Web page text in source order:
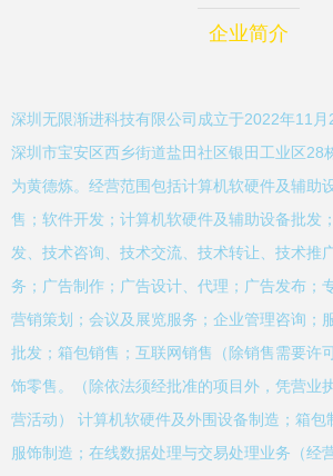
企业简介
深圳无限渐进科技有限公司成立于2022年11
深圳市宝安区西乡街道盐田社区银田工业区28
为黄德炼。经营范围包括计算机软硬件及辅助
售；软件开发；计算机软硬件及辅助设备批发
发、技术咨询、技术交流、技术转让、技术推
务；广告制作；广告设计、代理；广告发布；
营销策划；会议及展览服务；企业管理咨询；
批发；箱包销售；互联网销售（除销售需要许
饰零售。（除依法须经批准的项目外，凭营业
营活动） 计算机软硬件及外围设备制造；箱包
服饰制造；在线数据处理与交易处理业务（经